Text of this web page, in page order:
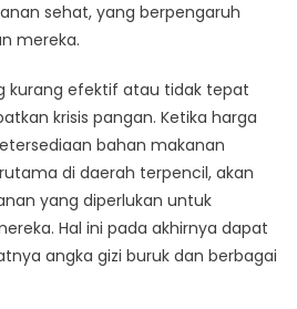
sehat, yang berpengaruh
mereka.
kurang efektif atau tidak tepat
krisis pangan. Ketika harga
bahan makanan
di daerah terpencil, akan
yang diperlukan untuk
Hal ini pada akhirnya dapat
angka gizi buruk dan berbagai